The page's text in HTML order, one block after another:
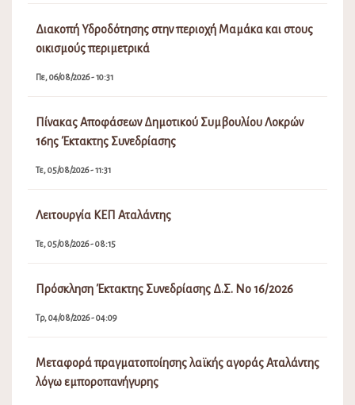
Διακοπή Υδροδότησης στην περιοχή Μαμάκα και στους
οικισμούς περιμετρικά
Πε, 06/08/2026 - 10:31
Πίνακας Αποφάσεων Δημοτικού Συμβουλίου Λοκρών
16ης Έκτακτης Συνεδρίασης
Τε, 05/08/2026 - 11:31
Λειτουργία ΚΕΠ Αταλάντης
Τε, 05/08/2026 - 08:15
Πρόσκληση Έκτακτης Συνεδρίασης Δ.Σ. Νο 16/2026
Τρ, 04/08/2026 - 04:09
Μεταφορά πραγματοποίησης λαϊκής αγοράς Αταλάντης
λόγω εμποροπανήγυρης